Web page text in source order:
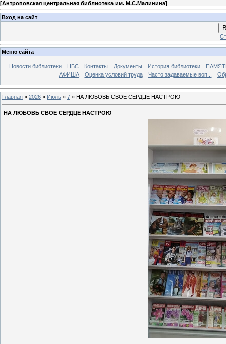
[Антроповская центральная библиотека им. М.С.Малинина]
Вход на сайт
Меню сайта
Новости библиотеки ЦБС Контакты Документы История библиотеки
АФИША
Оценка условий труда Часто задаваемые воп...
Главная » 2026 » Июль » 7 » НА ЛЮБОВЬ СВОЁ СЕРДЦЕ НАСТРОЮ
НА ЛЮБОВЬ СВОЁ СЕРДЦЕ НАСТРОЮ